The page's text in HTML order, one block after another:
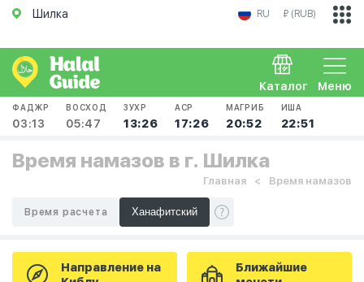
Шилка RU ₽ (RUB)
Меню
Каталог
ФАДЖР
03:13
ВОСХОД
05:47
ЗУХР
13:26
АСР
17:26
МАГРИБ
20:52
ИША
22:51
Время намазов в г. Шилка
Главная Время намазов
Время расчета
Направление на
Ближайшие